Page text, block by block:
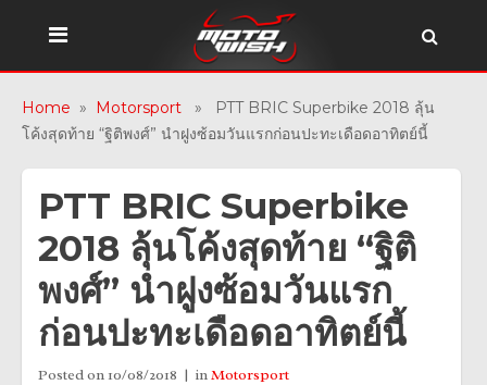
Home » Motorsport » PTT BRIC Superbike 2018 ลุ้น
โค้งสุดท้าย “ฐิติพงศ์” นำฝูงซ้อมวันแรกก่อนปะทะเดือดอาทิตย์นี้
PTT BRIC Superbike
2018 ลุ้นโค้งสุดท้าย “ฐิติ
พงศ์” นำฝูงซ้อมวันแรก
ก่อนปะทะเดือดอาทิตย์นี้
Posted on10/08/2018 inMotorsport